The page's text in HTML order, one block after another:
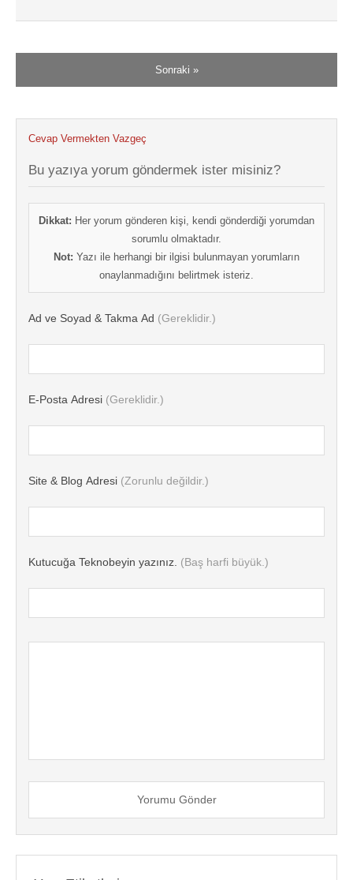
Sonraki »
Cevap Vermekten Vazgeç
Bu yazıya yorum göndermek ister misiniz?
Dikkat: Her yorum gönderen kişi, kendi gönderdiği yorumdan
sorumlu olmaktadır.
Not: Yazı ile herhangi bir ilgisi bulunmayan yorumların
onaylanmadığını belirtmek isteriz.
Ad ve Soyad & Takma Ad (Gereklidir.)
E-Posta Adresi (Gereklidir.)
Site & Blog Adresi (Zorunlu değildir.)
Kutucuğa Teknobeyin yazınız. (Baş harfi büyük.)
Yorumu Gönder